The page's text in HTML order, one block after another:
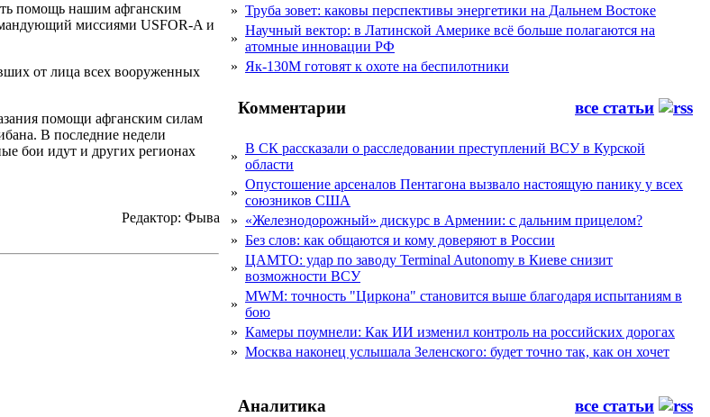
помощь нашим афганским
миссиями USFOR-A и
от лица всех вооруженных
помощи афганским силам
В последние недели
бои идут и других регионах
Редактор: Фыва
» Труба зовет: каковы перспективы энергетики на Дальнем Востоке
»
Научный вектор: в Латинской Америке всё больше полагаются на
атомные инновации РФ
» Як-130М готовят к охоте на беспилотники
Комментарии все статьи
»
В СК рассказали о расследовании преступлений ВСУ в Курской
области
»
Опустошение арсеналов Пентагона вызвало настоящую панику у всех
союзников США
» «Железнодорожный» дискурс в Армении: с дальним прицелом?
» Без слов: как общаются и кому доверяют в России
»
ЦАМТО: удар по заводу Terminal Autonomy в Киеве снизит
возможности ВСУ
»
MWM: точность "Циркона" становится выше благодаря испытаниям в
бою
» Камеры поумнели: Как ИИ изменил контроль на российских дорогах
» Москва наконец услышала Зеленского: будет точно так, как он хочет
Аналитика все статьи